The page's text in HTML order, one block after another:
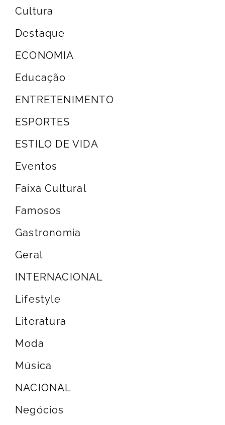
Cultura
Destaque
ECONOMIA
Educação
ENTRETENIMENTO
ESPORTES
ESTILO DE VIDA
Eventos
Faixa Cultural
Famosos
Gastronomia
Geral
INTERNACIONAL
Lifestyle
Literatura
Moda
Música
NACIONAL
Negócios